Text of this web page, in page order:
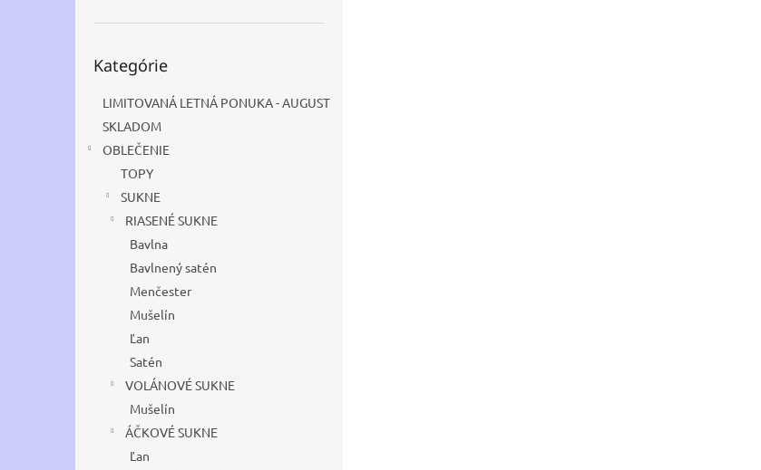
kategórie
Kategórie
LIMITOVANÁ LETNÁ PONUKA - AUGUST
SKLADOM
OBLEČENIE
TOPY
SUKNE
RIASENÉ SUKNE
Bavlna
Bavlnený satén
Menčester
Mušelín
Ľan
Satén
VOLÁNOVÉ SUKNE
Mušelín
ÁČKOVÉ SUKNE
Ľan